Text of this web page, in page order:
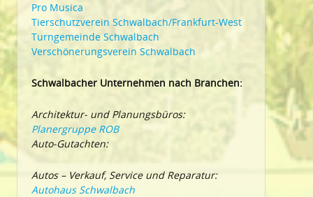
Pro Musica
Tierschutzverein Schwalbach/Frankfurt-West
Turngemeinde Schwalbach
Verschönerungsverein Schwalbach
Schwalbacher Unternehmen nach Branchen:
Architektur- und Planungsbüros:
Planergruppe ROB
Auto-Gutachten:
Autos – Verkauf, Service und Reparatur:
Autohaus Schwalbach